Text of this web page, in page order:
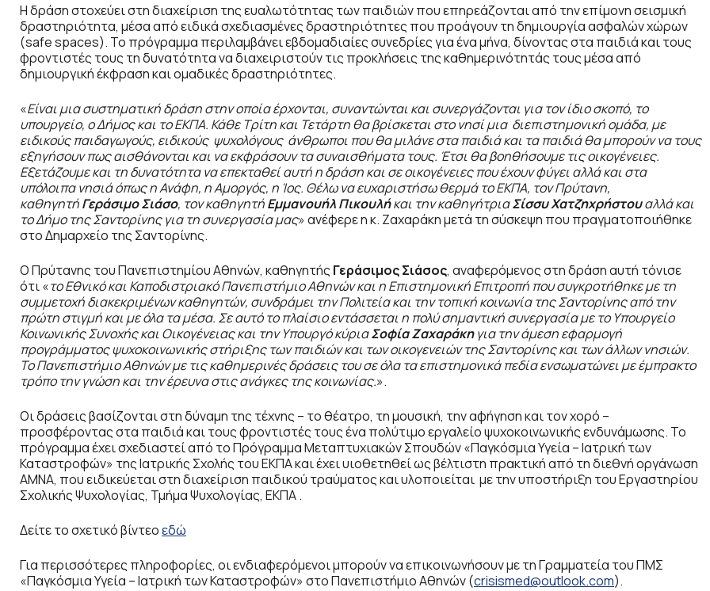
Η δράση στοχεύει στη διαχείριση της ευαλωτότητας των παιδιών που επηρεάζονται από την επίμονη σεισμική
δραστηριότητα, μέσα από ειδικά σχεδιασμένες δραστηριότητες που προάγουν τη δημιουργία ασφαλών χώρων
(safe spaces). Το πρόγραμμα περιλαμβάνει εβδομαδιαίες συνεδρίες για ένα μήνα, δίνοντας στα παιδιά και τους
φροντιστές τους τη δυνατότητα να διαχειριστούν τις προκλήσεις της καθημερινότητάς τους μέσα από
δημιουργική έκφραση και ομαδικές δραστηριότητες.
«Είναι μια συστηματική δράση στην οποία έρχονται, συναντώνται και συνεργάζονται για τον ίδιο σκοπό, το
υπουργείο, ο Δήμος και το ΕΚΠΑ. Κάθε Τρίτη και Τετάρτη θα βρίσκεται στο νησί μια διεπιστημονική ομάδα, με
ειδικούς παιδαγωγούς, ειδικούς ψυχολόγους άνθρωποι που θα μιλάνε στα παιδιά και τα παιδιά θα μπορούν να τους
εξηγήσουν πως αισθάνονται και να εκφράσουν τα συναισθήματα τους. Έτσι θα βοηθήσουμε τις οικογένειες.
Εξετάζουμε και τη δυνατότητα να επεκταθεί αυτή η δράση και σε οικογένειες που έχουν φύγει αλλά και στα
υπόλοιπα νησιά όπως η Ανάφη, η Αμοργός, η Ίος. Θέλω να ευχαριστήσω θερμά το ΕΚΠΑ, τον Πρύτανη,
καθηγητήΓεράσιμο Σιάσο, τον καθηγητήΕμμανουήλ Πικουλήκαι την καθηγήτριαΣίσσυ Χατζηχρήστουαλλά και
το Δήμο της Σαντορίνης για τη συνεργασία μας» ανέφερε η κ. Ζαχαράκη μετά τη σύσκεψη που πραγματοποιήθηκε
στο Δημαρχείο της Σαντορίνης.
Ο Πρύτανης του Πανεπιστημίου Αθηνών, καθηγητής Γεράσιμος Σιάσος, αναφερόμενος στη δράση αυτή τόνισε
ότι «το Εθνικό και Καποδιστριακό Πανεπιστήμιο Αθηνών και η Επιστημονική Επιτροπή που συγκροτήθηκε με τη
συμμετοχή διακεκριμένων καθηγητών, συνδράμει την Πολιτεία και την τοπική κοινωνία της Σαντορίνης από την
πρώτη στιγμή και με όλα τα μέσα. Σε αυτό το πλαίσιο εντάσσεται η πολύ σημαντική συνεργασία με το Υπουργείο
Κοινωνικής Συνοχής και Οικογένειας και την Υπουργό κύριαΣοφία Ζαχαράκηγια την άμεση εφαρμογή
προγράμματος ψυχοκοινωνικής στήριξης των παιδιών και των οικογενειών της Σαντορίνης και των άλλων νησιών.
Το Πανεπιστήμιο Αθηνών με τις καθημερινές δράσεις του σε όλα τα επιστημονικά πεδία ενσωματώνει με έμπρακτο
τρόπο την γνώση και την έρευνα στις ανάγκες της κοινωνίας.».
Οι δράσεις βασίζονται στη δύναμη της τέχνης – το θέατρο, τη μουσική, την αφήγηση και τον χορό –
προσφέροντας στα παιδιά και τους φροντιστές τους ένα πολύτιμο εργαλείο ψυχοκοινωνικής ενδυνάμωσης. Το
πρόγραμμα έχει σχεδιαστεί από το Πρόγραμμα Μεταπτυχιακών Σπουδών «Παγκόσμια Υγεία – Ιατρική των
Καταστροφών» της Ιατρικής Σχολής του ΕΚΠΑ και έχει υιοθετηθεί ως βέλτιστη πρακτική από τη διεθνή οργάνωση
AMNA, που ειδικεύεται στη διαχείριση παιδικού τραύματος και υλοποιείται με την υποστήριξη του Εργαστηρίου
Σχολικής Ψυχολογίας, Τμήμα Ψυχολογίας, ΕΚΠΑ .
Δείτε το σχετικό βίντεοεδώ
Για περισσότερες πληροφορίες, οι ενδιαφερόμενοι μπορούν να επικοινωνήσουν με τη Γραμματεία του ΠΜΣ
«Παγκόσμια Υγεία – Ιατρική των Καταστροφών» στο Πανεπιστήμιο Αθηνών (crisismed@outlook.com).